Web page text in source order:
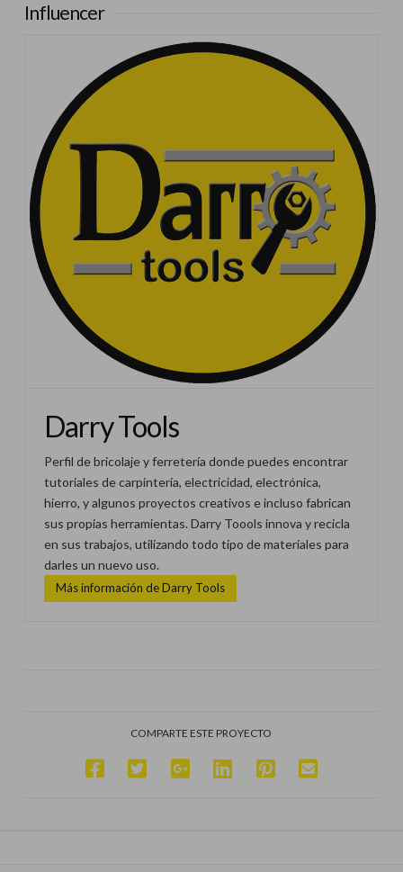
Influencer
Darry Tools
Perfil de bricolaje y ferretería donde puedes encontrar
tutoriales de carpintería, electricidad, electrónica,
hierro, y algunos proyectos creativos e incluso fabrican
sus propias herramientas. Darry Toools innova y recicla
en sus trabajos, utilizando todo tipo de materiales para
darles un nuevo uso.
Más información de Darry Tools
COMPARTE ESTE PROYECTO